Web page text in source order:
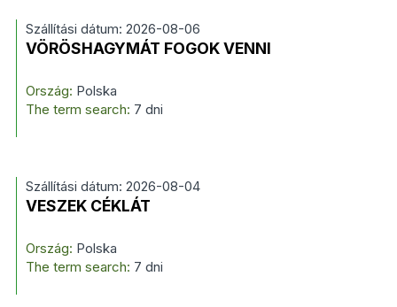
Szállítási dátum: 2026-08-06
VÖRÖSHAGYMÁT FOGOK VENNI
Ország: Polska
The term search: 7 dni
Szállítási dátum: 2026-08-04
VESZEK CÉKLÁT
Ország: Polska
The term search: 7 dni